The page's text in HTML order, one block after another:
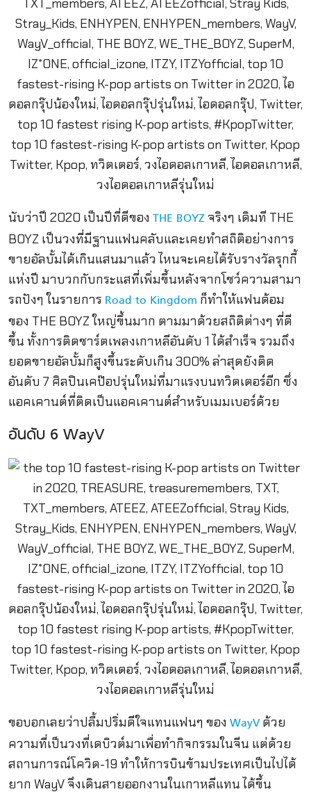
นับว่าปี 2020 เป็นปีที่ดีของ THE BOYZ จริงๆ เดิมที THE
BOYZ เป็นวงที่มีฐานแฟนคลับและเคยทำสถิติอย่างการ
ขายอัลบั้มได้เกินแสนมาแล้ว ไหนจะเคยได้รับรางวัลรุกกี้
แห่งปี มาบวกกับกระแสที่เพิ่มขึ้นหลังจากโชว์ความสามา
รถปังๆ ในรายการ Road to Kingdom ก็ทำให้แฟนด้อม
ของ THE BOYZ ใหญ่ขึ้นมาก ตามมาด้วยสถิติต่างๆ ที่ดี
ขึ้น ทั้งการติดชาร์ตเพลงเกาหลีอันดับ 1 ได้สำเร็จ รวมถึง
ยอดขายอัลบั้มก็สูงขึ้นระดับเกิน 300% ล่าสุดยังติด
อันดับ 7 ศิลปินเคป๊อปรุ่นใหม่ที่มาแรงบนทวิตเตอร์อีก ซึ่ง
แอคเคานต์ที่ติดเป็นแอคเคานต์สำหรับเมมเบอร์ด้วย
อันดับ 6 WayV
ขอบอกเลยว่าปลื้มปริ่มดีใจแทนแฟนๆ ของ WayVด้วย
ความที่เป็นวงที่เดบิวต์มาเพื่อทำกิจกรรมในจีน แต่ด้วย
สถานการณ์โควิด-19 ทำให้การบินข้ามประเทศเป็นไปได้
ยาก WayV จึงเดินสายออกงานในเกาหลีแทน ได้ขึ้น